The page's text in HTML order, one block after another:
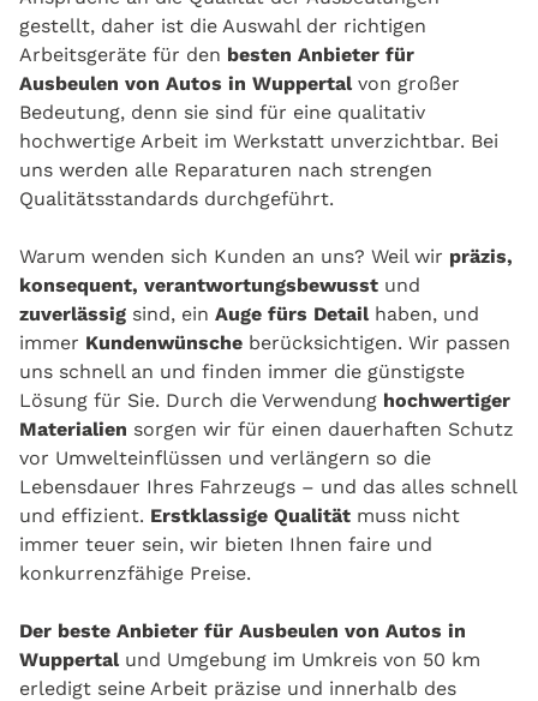
gestellt, daher ist die Auswahl der richtigen
Arbeitsgeräte für den besten Anbieter für
Ausbeulen von Autos in Wuppertal von großer
Bedeutung, denn sie sind für eine qualitativ
hochwertige Arbeit im Werkstatt unverzichtbar. Bei
uns werden alle Reparaturen nach strengen
Qualitätsstandards durchgeführt.
Warum wenden sich Kunden an uns? Weil wir präzis, ​​
konsequent, verantwortungsbewusst und
zuverlässig sind, ein Auge fürs Detailhaben, und
immer Kundenwünsche berücksichtigen. Wir passen
uns schnell an und finden immer die günstigste
Lösung für Sie. Durch die Verwendung hochwertiger
Materialien sorgen wir für einen dauerhaften Schutz
vor Umwelteinflüssen und verlängern so die
Lebensdauer Ihres Fahrzeugs – und das alles schnell
und effizient. Erstklassige Qualität muss nicht
immer teuer sein, wir bieten Ihnen faire und
konkurrenzfähige Preise.
Der beste Anbieter für Ausbeulen von Autos in
Wuppertal und Umgebung im Umkreis von 50 km
erledigt seine Arbeit präzise und innerhalb des